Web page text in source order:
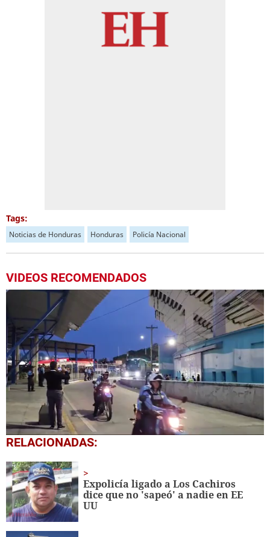
Tags:
Noticias de Honduras Honduras Policía Nacional
VIDEOS RECOMENDADOS
1
second
1
minute,
18
seconds
RELACIONADAS:
Expolicía ligado a Los Cachiros
dice que no 'sapeó' a nadie en EE
UU